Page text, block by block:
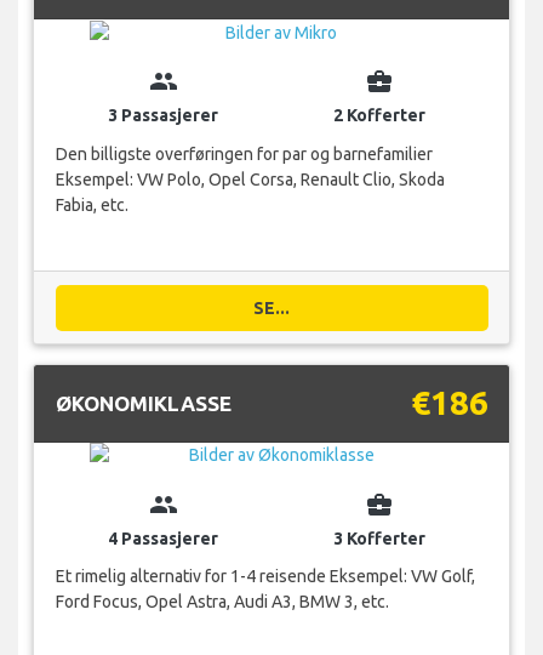
group
3 Passasjerer
business_center
2 Kofferter
Den billigste overføringen for par og barnefamilier
Eksempel: VW Polo, Opel Corsa, Renault Clio, Skoda
Fabia, etc.
SE...
ØKONOMIKLASSE €186
group
4 Passasjerer
business_center
3 Kofferter
Et rimelig alternativ for 1-4 reisende Eksempel: VW Golf,
Ford Focus, Opel Astra, Audi A3, BMW 3, etc.